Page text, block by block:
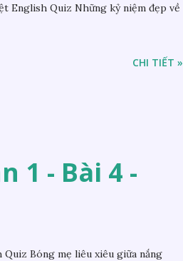
English Quiz Những kỷ niệm đẹp về
CHI TIẾT »
1 - Bài 4 -
Bóng mẹ liêu xiêu giữa nắng